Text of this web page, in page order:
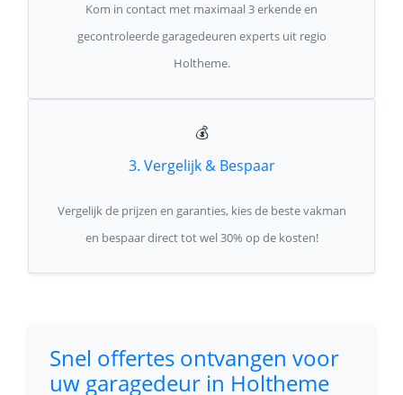
Kom in contact met maximaal 3 erkende en
gecontroleerde garagedeuren experts uit regio
Holtheme.
💰
3. Vergelijk & Bespaar
Vergelijk de prijzen en garanties, kies de beste vakman
en bespaar direct tot wel 30% op de kosten!
Snel offertes ontvangen voor
uw garagedeur in Holtheme